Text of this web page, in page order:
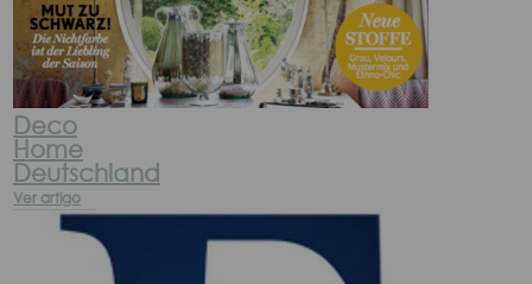
Deco
Home
Deutschland
Ver artigo